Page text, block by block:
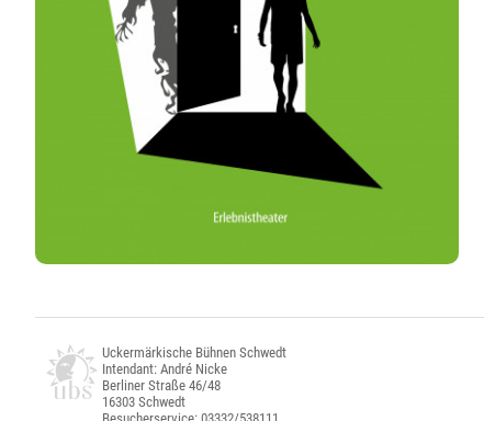
Uckermärkische Bühnen Schwedt
Intendant: André Nicke
Berliner Straße 46/48
16303 Schwedt